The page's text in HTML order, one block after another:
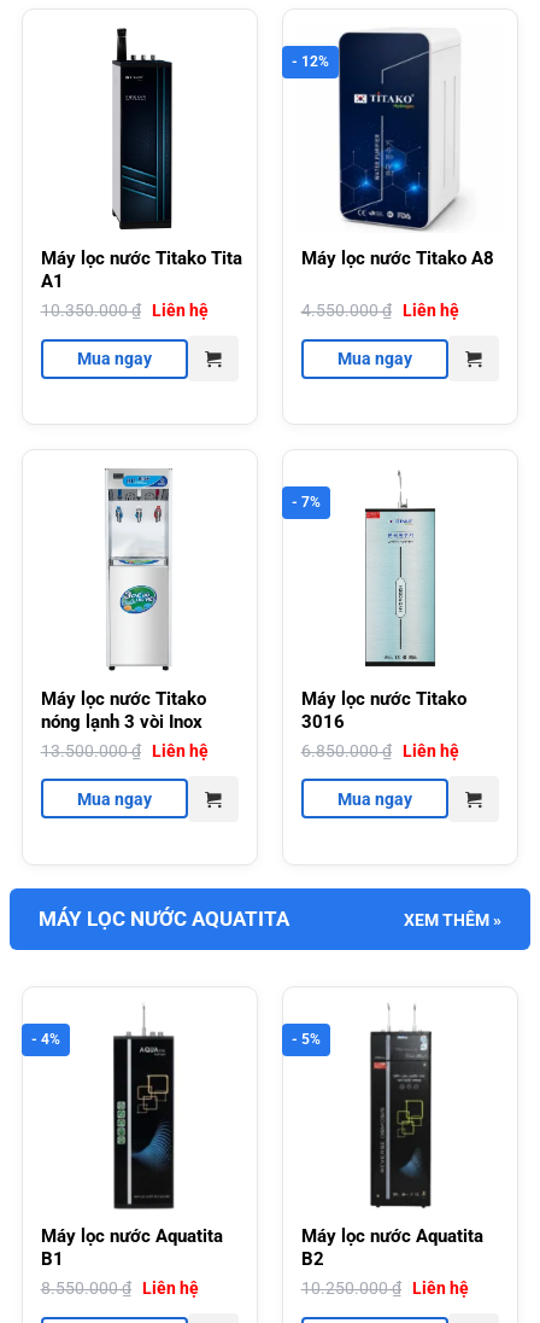
Máy lọc nước Titako Tita
A1
10.350.000₫ Liên hệ
Mua ngay
- 12%
Máy lọc nước Titako A8
4.550.000₫ Liên hệ
Mua ngay
Máy lọc nước Titako
nóng lạnh 3 vòi Inox
13.500.000₫ Liên hệ
Mua ngay
- 7%
Máy lọc nước Titako
3016
6.850.000₫ Liên hệ
Mua ngay
MÁY LỌC NƯỚC AQUATITA XEM THÊM »
- 4%
Máy lọc nước Aquatita
B1
8.550.000₫ Liên hệ
- 5%
Máy lọc nước Aquatita
B2
10.250.000₫ Liên hệ